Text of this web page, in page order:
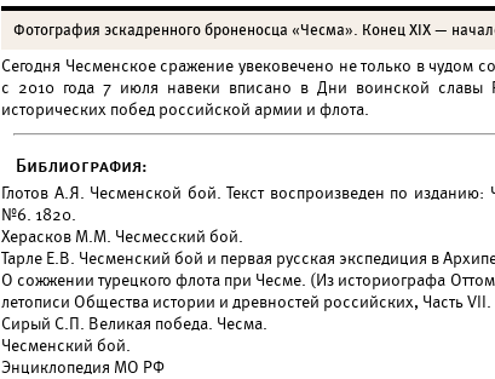
Фотография эскадренного броненосца «Чесма». Конец XIX —
Сегодня Чесменское сражение увековечено не только в чудом
с 2010 года 7 июля навеки вписано в Дни воинской славы
исторических побед российской армии и флота.
Библиография:
Глотов А.Я. Чесменской бой. Текст воспроизведен по
№6. 1820.
Херасков М.М. Чесмесский бой.
Тарле Е.В. Чесменский бой и первая русская экспедиция в
О сожжении турецкого флота при Чесме. (Из историографа
летописи Общества истории и древностей российских, Часть
Сирый С.П. Великая победа. Чесма.
Чесменский бой.
Энциклопедия МО РФ